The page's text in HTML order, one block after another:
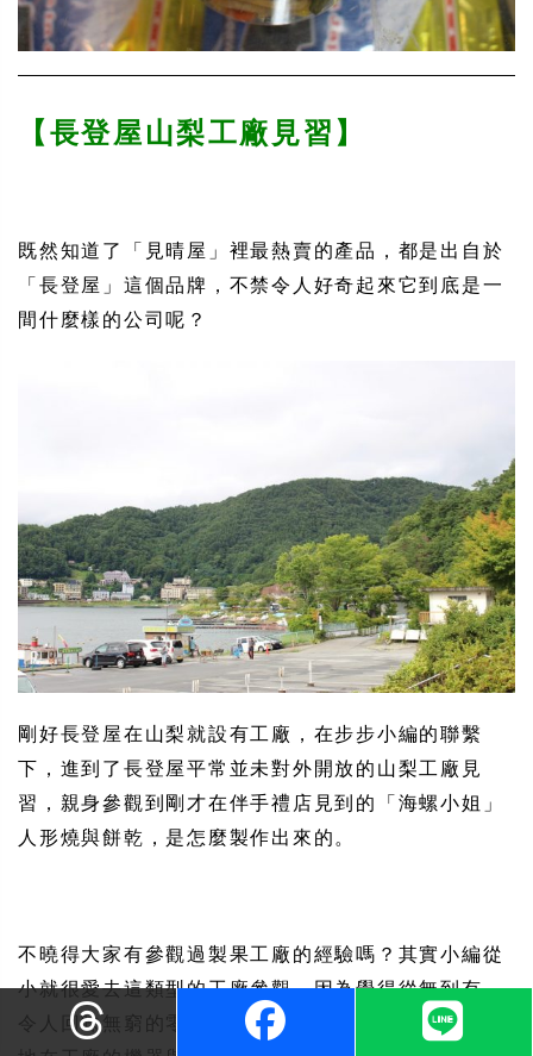
【長登屋山梨工廠見習】
既然知道了「見晴屋」裡最熱賣的產品，都是出自於
「長登屋」這個品牌，不禁令人好奇起來它到底是一
間什麼樣的公司呢？
剛好長登屋在山梨就設有工廠，在步步小編的聯繫
下，進到了長登屋平常並未對外開放的山梨工廠見
習，親身參觀到剛才在伴手禮店見到的「海螺小姐」
人形燒與餅乾，是怎麼製作出來的。
不曉得大家有參觀過製果工廠的經驗嗎？其實小編從
小就很愛去這類型的工廠參觀，因為覺得從無到有，
令人回味無窮的零嘴，一個個超有秩序，又非常迅速